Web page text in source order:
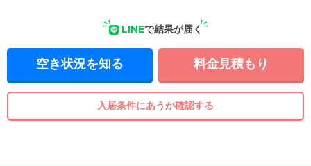
LINEで結果が届く
空き状況を知る 料金見積もり
入居条件にあうか確認する